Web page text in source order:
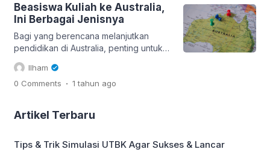
Nah berikut beberapa tipsnya: 1. Pilih
Kota dan Universitas yang Ingin Dituju
Tips mendaftar beasiswa ke Australia
yang pertama adalah menentukan […]
Beasiswa Kuliah ke Australia,
Ini Berbagai Jenisnya
Bagi yang berencana melanjutkan
pendidikan di Australia, penting untuk
mengetahui berbagai jenis beasiswa
kuliah ke Australia yang tersedia dan
dapat dimanfaatkan untuk mendukung
merupakan rangkuman beberapa
program beasiswa yang ditujukan bagi
pendidikan tinggi di Australia. 1.
Ilham
0 Comments . 1 tahun ago
Artikel Terbaru
Tips & Trik Simulasi UTBK Agar Sukses & Lancar